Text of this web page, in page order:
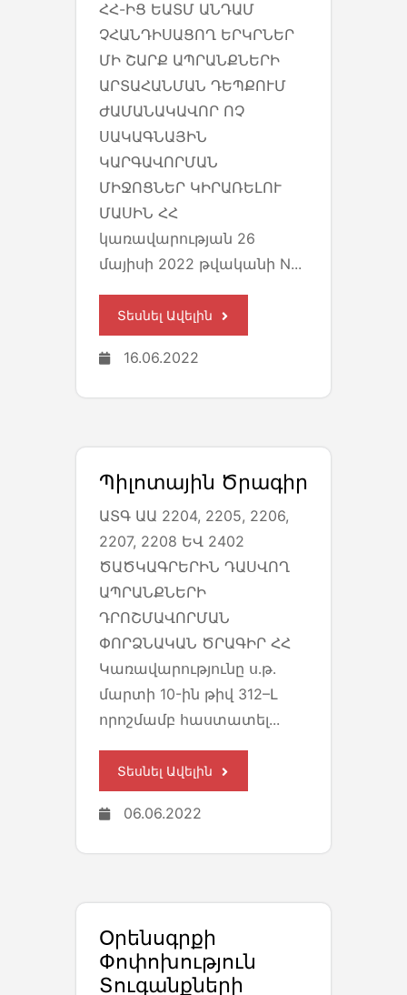
ՀՀ-ԻՑ ԵԱՏՄ ԱՆԴԱՄ
ՉՀԱՆԴԻՍԱՑՈՂ ԵՐԿՐՆԵՐ
ՄԻ ՇԱՐՔ ԱՊՐԱՆՔՆԵՐԻ
ԱՐՏԱՀԱՆՄԱՆ ԴԵՊՔՈՒՄ
ԺԱՄԱՆԱԿԱՎՈՐ ՈՉ
ՍԱԿԱԳՆԱՅԻՆ
ԿԱՐԳԱՎՈՐՄԱՆ
ՄԻՋՈՑՆԵՐ ԿԻՐԱՌԵԼՈՒ
ՄԱՍԻՆ ՀՀ
կառավարության 26
մայիսի 2022 թվականի N...
Տեսնել Ավելին
16.06.2022
Պիլոտային Ծրագիր
ԱՏԳ ԱԱ 2204, 2205, 2206,
2207, 2208 ԵՎ 2402
ԾԱԾԿԱԳՐԵՐԻՆ ԴԱՍՎՈՂ
ԱՊՐԱՆՔՆԵՐԻ
ԴՐՈՇՄԱՎՈՐՄԱՆ
ՓՈՐՁՆԱԿԱՆ ԾՐԱԳԻՐ ՀՀ
Կառավարությունը ս․թ․
մարտի 10-ին թիվ 312–Լ
որոշմամբ հաստատել...
Տեսնել Ավելին
06.06.2022
Օրենսգրքի
Փոփոխություն
Տուգանքների